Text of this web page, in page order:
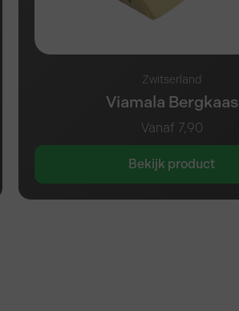
Zwitserland
Viamala Bergkaas
Vanaf 7,90
Bekijk product